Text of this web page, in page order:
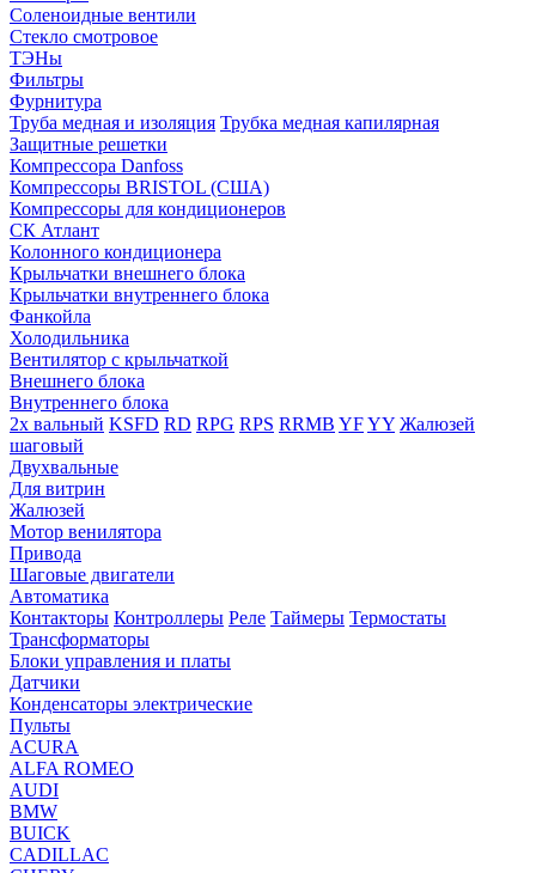
Соленоидные вентили
Стекло смотровое
ТЭНы
Фильтры
Фурнитура
Труба медная и изоляция Трубка медная капилярная
Защитные решетки
Компрессора Danfoss
Компрессоры BRISTOL (США)
Компрессоры для кондиционеров
СК Атлант
Колонного кондиционера
Крыльчатки внешнего блока
Крыльчатки внутреннего блока
Фанкойла
Холодильника
Вентилятор с крыльчаткой
Внешнего блока
Внутреннего блока
2х вальный KSFD RD RPG RPS RRMB YFYY Жалюзей
шаговый
Двухвальные
Для витрин
Жалюзей
Мотор венилятора
Привода
Шаговые двигатели
Автоматика
Контакторы Контроллеры Реле Таймеры Термостаты
Трансформаторы
Блоки управления и платы
Датчики
Конденсаторы электрические
Пульты
ACURA
ALFA ROMEO
AUDI
BMW
BUICK
CADILLAC